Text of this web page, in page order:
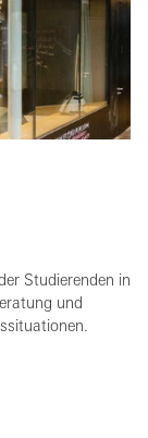
Studierenden in
und